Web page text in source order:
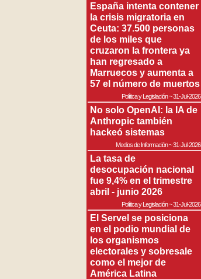
España intenta contener
la crisis migratoria en
Ceuta: 37.500 personas
de los miles que
cruzaron la frontera ya
han regresado a
Marruecos y aumenta a
57 el número de muertos
Política y Legislación~31-Jul-2026
No solo OpenAI: la IA de
Anthropic también
hackeó sistemas
Medios de Información~31-Jul-2026
La tasa de
desocupación nacional
fue 9,4% en el trimestre
abril - junio 2026
Política y Legislación~31-Jul-2026
El Servel se posiciona
en el podio mundial de
los organismos
electorales y sobresale
como el mejor de
América Latina